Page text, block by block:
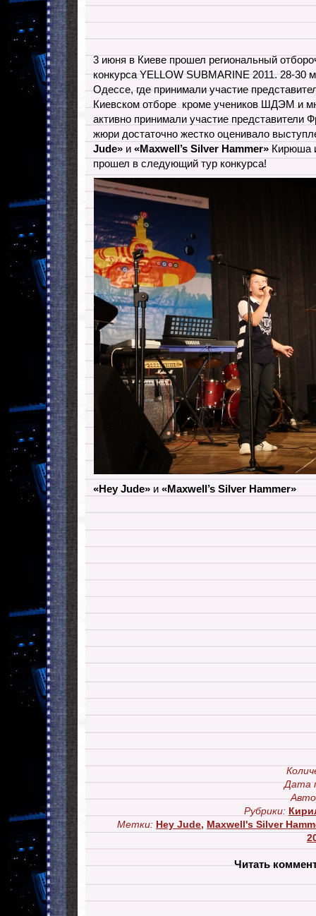
3 июня в Киеве прошел региональный
конкурса YELLOW SUBMARINE 2011. 28-30
Одессе, где принимали участие
Киевском отборе кроме учеников ШДЭМ и
активно принимали участие представители
жюри достаточно жестко оценивало
Jude» и «Maxwell’s Silver Hammer» Кирюша
прошел в следующий тур конкурса!
«Hey Jude» и «Maxwell’s Silver Hammer»
Дата
Рубрики:
Метки: Hey Jude, Maxwell's Silver
Читать